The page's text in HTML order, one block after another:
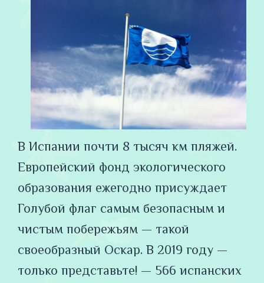
В Испании почти 8 тысяч км пляжей.
Европейский фонд экологического
образования ежегодно присуждает
Голубой флаг самым безопасным и
чистым побережьям — такой
своеобразный Оскар. В 2019 году —
только представьте! — 566 испанских